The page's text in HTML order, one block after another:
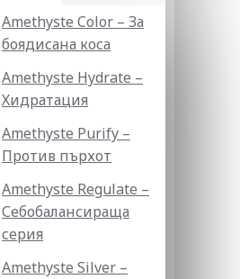
Amethyste Color – За
боядисана коса
Amethyste Hydrate –
Хидратация
Amethyste Purify –
Против пърхот
Amethyste Regulate –
Себобалансираща
серия
Amethyste Silver –